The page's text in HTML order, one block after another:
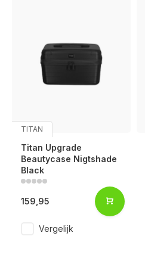
TITAN
Titan Upgrade
Beautycase Nigtshade
Black
159,95
Vergelijk